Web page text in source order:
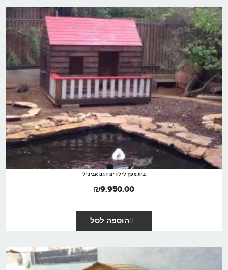
בית מעץ לילדים דגם אביגיל
₪9,950.00
הוספה לסל